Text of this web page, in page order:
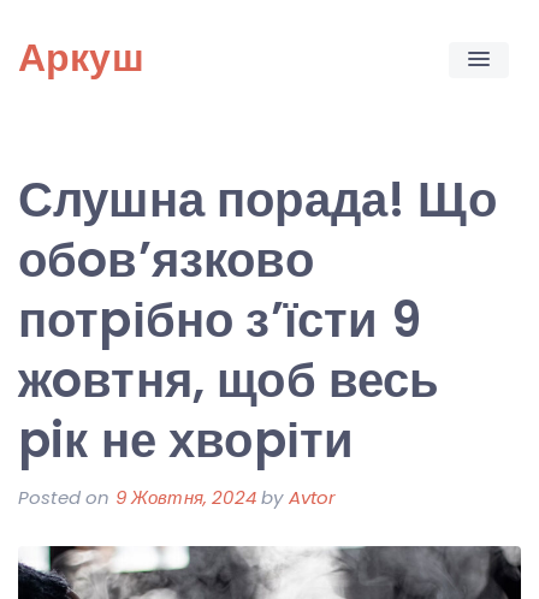
content
Аркуш
Слушна порада! Що
обoв’язково
потpібно з’їсти 9
жoвтня, щоб весь
piк не хвоpіти
Posted on 9 Жовтня, 2024byAvtor